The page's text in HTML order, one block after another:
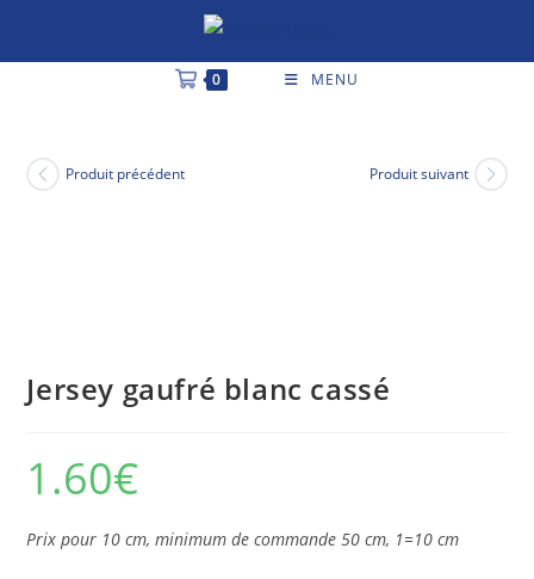
0 MENU
Produit précédent Produit suivant
Jersey gaufré blanc cassé
1.60€
Prix pour 10 cm, minimum de commande 50 cm, 1=10 cm